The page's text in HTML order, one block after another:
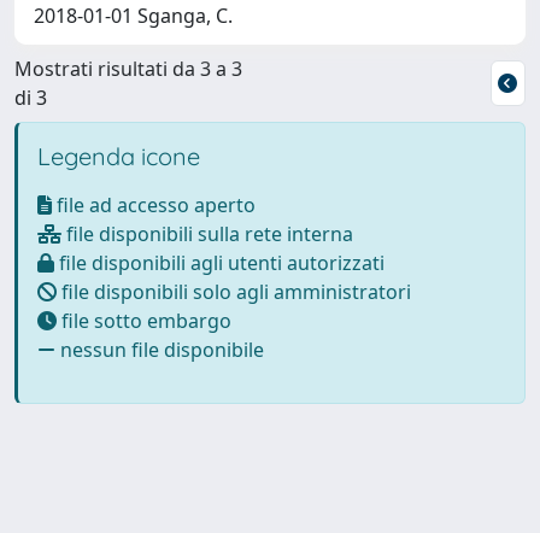
2018-01-01 Sganga, C.
Mostrati risultati da 3 a 3
di 3
Legenda icone
file ad accesso aperto
file disponibili sulla rete interna
file disponibili agli utenti autorizzati
file disponibili solo agli amministratori
file sotto embargo
nessun file disponibile